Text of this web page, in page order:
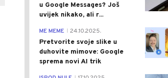
u Google Messages? Još
uvijek nikako, ali r...
ME MEME 24.10.2025.
Pretvorite svoje slike u
duhovite mimove: Google
sprema novi AI trik